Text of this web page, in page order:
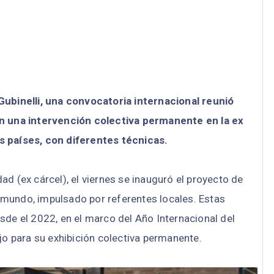
una convocatoria internacional reunió
intervención colectiva permanente en la ex
países, con diferentes técnicas.
(ex cárcel), el viernes se inauguró el proyecto de
impulsado por referentes locales. Estas
el 2022, en el marco del Año Internacional del
para su exhibición colectiva permanente.